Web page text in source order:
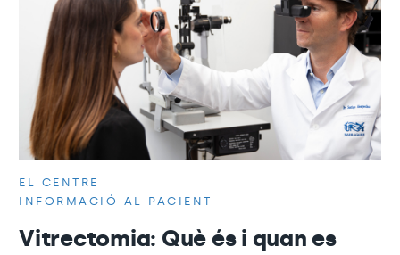
EL CENTRE
INFORMACIÓ AL PACIENT
Vitrectomia: Què és i quan es